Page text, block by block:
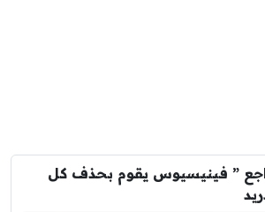
” فينيسيوس يقوم بحذف كل